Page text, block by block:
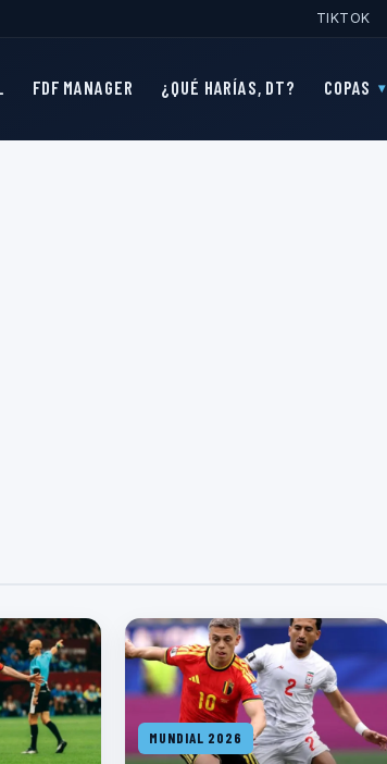
TIKTOK
FDF MANAGER ¿QUÉ HARÍAS, DT? COPAS
MUNDIAL 2026